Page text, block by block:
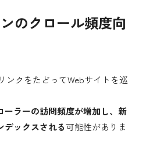
のクロール頻度向
ンクをたどってWebサイトを巡
ーラーの訪問頻度が増加し、新
デックスされる可能性がありま